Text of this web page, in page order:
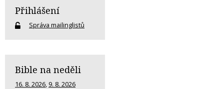
Přihlášení
Správa mailinglistů
Bible na neděli
16. 8. 2026, 9. 8. 2026